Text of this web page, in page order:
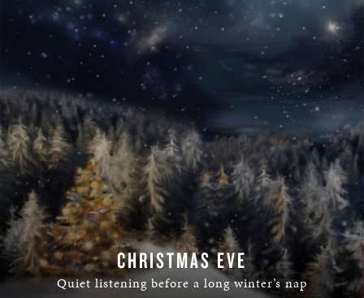
CHRISTMAS EVE
Quiet listening before a long winter’s nap